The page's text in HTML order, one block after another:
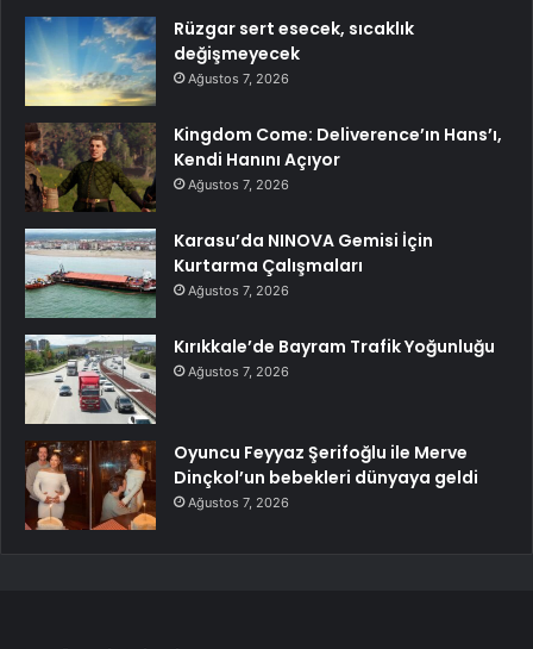
Rüzgar sert esecek, sıcaklık
değişmeyecek
Ağustos 7, 2026
Kingdom Come: Deliverence’ın Hans’ı,
Kendi Hanını Açıyor
Ağustos 7, 2026
Karasu’da NINOVA Gemisi İçin
Kurtarma Çalışmaları
Ağustos 7, 2026
Kırıkkale’de Bayram Trafik Yoğunluğu
Ağustos 7, 2026
Oyuncu Feyyaz Şerifoğlu ile Merve
Dinçkol’un bebekleri dünyaya geldi
Ağustos 7, 2026